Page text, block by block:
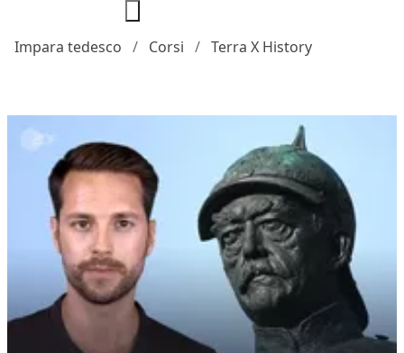
Impara tedesco Corsi Terra X History